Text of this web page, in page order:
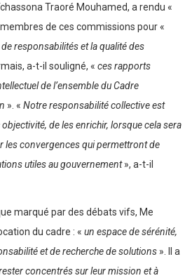
Traoré Mouhamed, a rendu «
de ces commissions pour «
responsabilités et la qualité des
a-t-il souligné, « ces rapports
de l’ensemble du Cadre
». « Notre responsabilité collective est
de les enrichir, lorsque cela sera
les convergences qui permettront de
utiles au gouvernement», a-t-il
marqué par des débats vifs, Me
du cadre : « un espace de sérénité,
et de recherche de solutions ». Il a
concentrés sur leur mission et à